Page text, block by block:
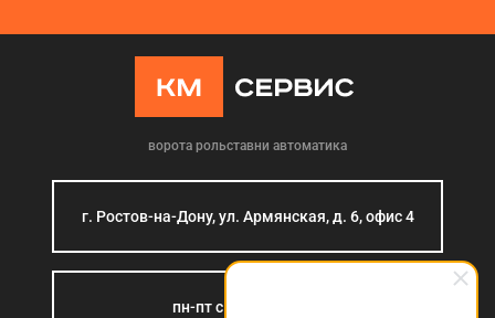
ворота рольставни автоматика
г. Ростов-на-Дону, ул. Армянская, д. 6, офис 4
пн-пт с 9:00 до 18:00